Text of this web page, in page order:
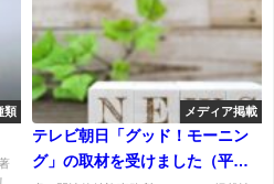
類 メディア掲載
テレビ朝日「グッド！モーニン
グ」の取材を受けました（平成